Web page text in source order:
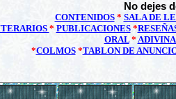
No dejes
CONTENIDOS* SALA DE
* PUBLICACIONES*
ORAL*
*COLMOS*TABLON DE